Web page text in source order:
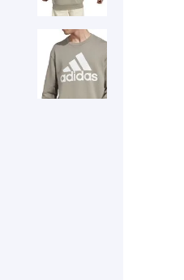
Camiseta
Muse